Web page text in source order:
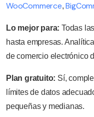
WooCommerce,
Lo mejor para: Todas
hasta empresas.
de comercio electrónico
Plan gratuito: Sí,
límites de datos
pequeñas y medianas.